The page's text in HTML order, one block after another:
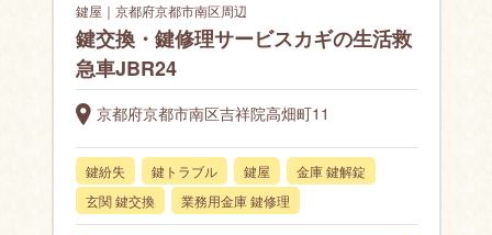
鍵屋｜京都府京都市南区周辺
鍵交換・鍵修理サービスカギの生活救
急車JBR24
京都府京都市南区吉祥院高畑町11
鍵紛失 鍵トラブル 鍵屋
金庫 鍵解錠
玄関 鍵交換
業務用金庫 鍵修理